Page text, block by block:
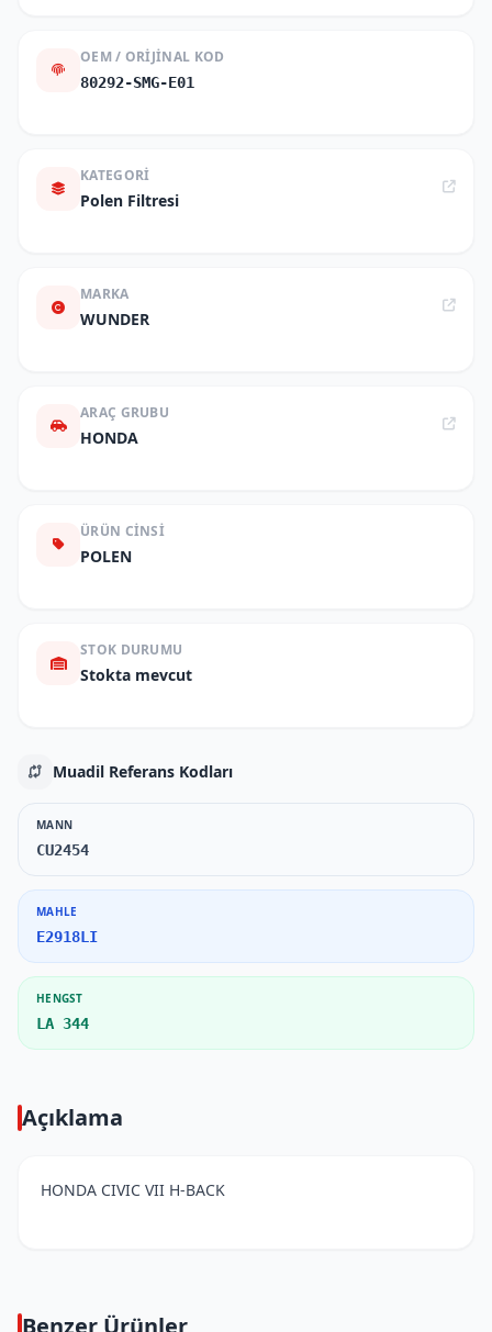
OEM / ORIJINAL KOD
80292-SMG-E01
KATEGORI
Polen Filtresi
MARKA
WUNDER
ARAÇ GRUBU
HONDA
ÜRÜN CINSI
POLEN
STOK DURUMU
Stokta mevcut
Muadil Referans Kodları
MANN
CU2454
MAHLE
E2918LI
HENGST
LA 344
Açıklama
HONDA CIVIC VII H-BACK
Benzer Ürünler